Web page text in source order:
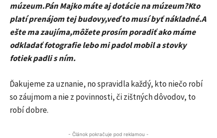
múzeum.Pán Majko máte aj dotácie na múzeum?Kto
platí prenájom tej budovy,veď to musí byť nákladné.A
ešte ma zaujíma,môžete prosím poradiť ako máme
odkladať fotografie lebo mi padol mobil a stovky
fotiek padli s ním.
Ďakujeme za uznanie, no spravidla každý, kto niečo robí
so záujmom a nie z povinnosti, či zištných dôvodov, to
robí dobre.
- Článok pokračuje pod reklamou -